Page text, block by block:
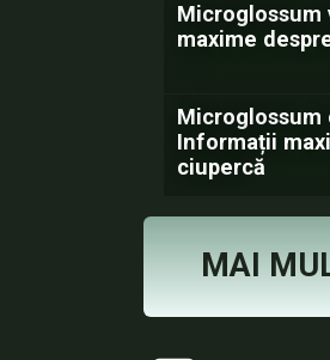
maxime
Microglossum
Informații
ciupercă
MAI